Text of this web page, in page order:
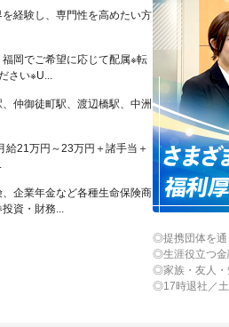
を経験し、専門性を高めたい方
岡でご希望に応じて配属※転
さい※U...
仲御徒町駅、渡辺橋駅、中洲
給21万円～23万円＋諸手当＋
企業年金など各種生命保険商
資・財務...
◎提携団体を通
◎生涯役立つ金
◎家族・友人・
◎17時退社／土